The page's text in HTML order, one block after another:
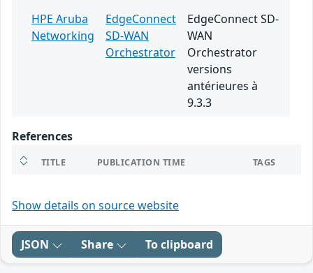
HPE Aruba
Networking
EdgeConnect
SD-WAN
Orchestrator
EdgeConnect SD-
WAN
Orchestrator
versions
antérieures à
9.3.3
References
TITLE PUBLICATION TIME TAGS
Show details on source website
JSON Share To clipboard